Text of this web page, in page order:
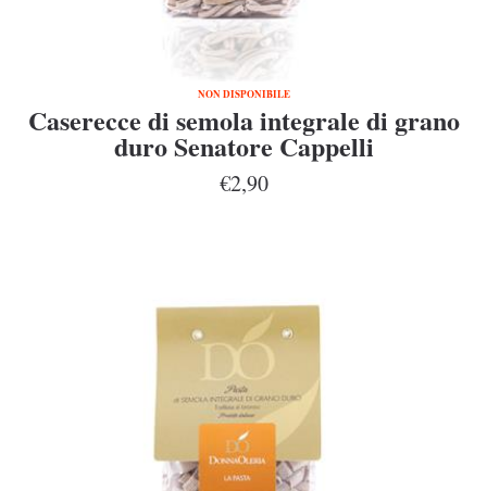
NON DISPONIBILE
Caserecce di semola integrale di grano
duro Senatore Cappelli
€2,90